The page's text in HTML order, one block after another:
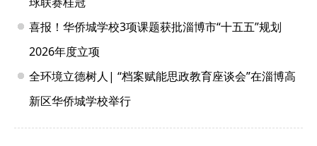
喜报！华侨城学校3项课题获批淄博市“十五五”规划
2026年度立项
全环境立德树人| “档案赋能思政教育座谈会”在淄博高
新区华侨城学校举行